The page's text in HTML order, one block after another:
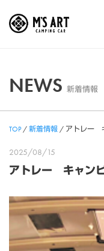
NEWS 新着情報
TOP/新着情報 / アトレー
2025/08/15
アトレー キャン